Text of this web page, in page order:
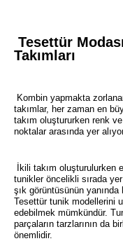
Tesettür
Takımları
Kombin yapmakta
takımlar, her zaman en
takım oluştururken renk
noktalar arasında yer
İkili takım oluşturulurken
tunikler öncelikli sırada
şık görüntüsünün yanında
Tesettür tunik modellerini
edebilmek mümkündür.
parçaların tarzlarının da
önemlidir.